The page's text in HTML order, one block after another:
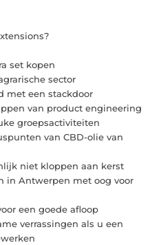
set kopen
sector
met een stackdoor
van product engineering
groepsactiviteiten
van CBD-olie van
niet kloppen aan kerst
in Antwerpen met oog voor
een goede afloop
verrassingen als u een